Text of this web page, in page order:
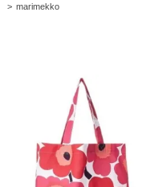
> marimekko